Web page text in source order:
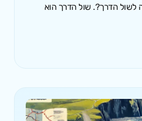
לשול הדרך?. שול הדרך הוא